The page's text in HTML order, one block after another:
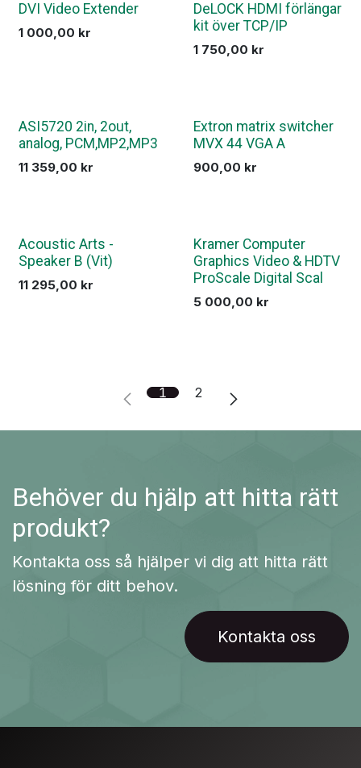
DVI Video Extender
1 000,00 kr
DeLOCK HDMI förlängar
kit över TCP/IP
1 750,00 kr
ASI5720 2in, 2out,
analog, PCM,MP2,MP3
11 359,00 kr
Extron matrix switcher
MVX 44 VGA A
900,00 kr
Acoustic Arts -
Speaker B (Vit)
11 295,00 kr
Kramer Computer
Graphics Video & HDTV
ProScale Digital Scal
5 000,00 kr
1 2
Behöver du hjälp att hitta rätt
produkt?
Kontakta oss så hjälper vi dig att hitta rätt
lösning för ditt behov.
Kontakta oss